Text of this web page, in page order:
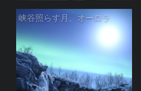
峡谷照らす月、オーロラ